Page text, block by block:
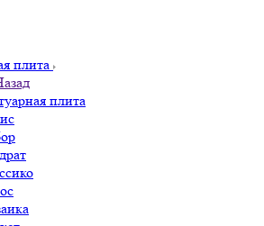
плита
плита